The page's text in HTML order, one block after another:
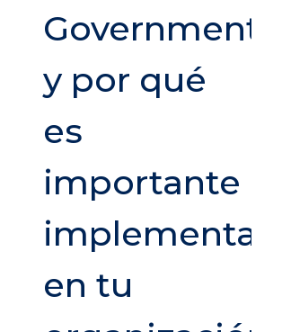
Government
y por qué
es
importante
implementarlo
en tu